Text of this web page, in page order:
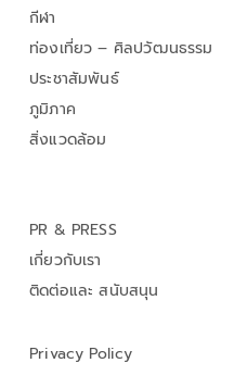
กีฬา
ท่องเที่ยว – ศิลปวัฒนธรรม
ประชาสัมพันธ์
ภูมิภาค
สิ่งแวดล้อม
PR & PRESS
เกี่ยวกับเรา
ติดต่อและ สนับสนุน
Privacy Policy